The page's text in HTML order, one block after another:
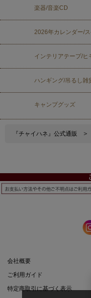
楽器/音楽CD
2026年カレンダー/
インテリアテープ/ヒ
ハンギング/吊るし雑
キャンプグッズ
『チャイハネ』公式通販 >
会社概要
ご利用ガイド
特定商取引に基づく表示